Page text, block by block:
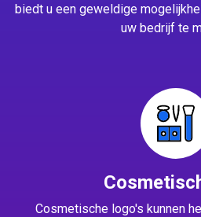
biedt u een geweldige
uw bedrijf te
Cosmetische logo's kunnen